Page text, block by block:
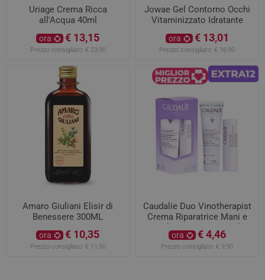
Uriage Crema Ricca
all'Acqua 40ml
ora € 13,15
Prezzo consigliato: € 23,90
Jowae Gel Contorno Occhi
Vitaminizzato Idratante
15ml
ora € 13,01
Prezzo consigliato: € 16,90
Amaro Giuliani Elisir di
Benessere 300ML
ora € 10,35
Prezzo consigliato: € 11,50
Caudalie Duo Vinotherapist
Crema Riparatrice Mani e
Unghie 30ML con Stick
Labbra 4,5GR
ora € 4,46
Prezzo consigliato: € 9,90